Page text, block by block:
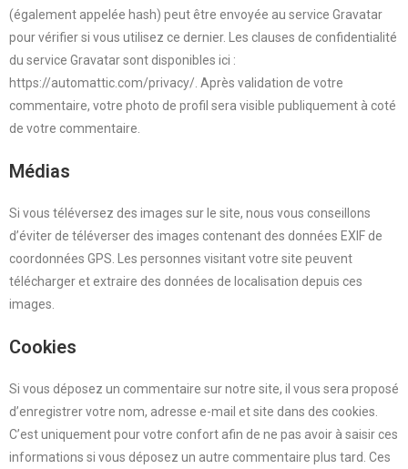
(également appelée hash) peut être envoyée au service Gravatar
pour vérifier si vous utilisez ce dernier. Les clauses de confidentialité
du service Gravatar sont disponibles ici :
https://automattic.com/privacy/. Après validation de votre
commentaire, votre photo de profil sera visible publiquement à coté
de votre commentaire.
Médias
Si vous téléversez des images sur le site, nous vous conseillons
d’éviter de téléverser des images contenant des données EXIF de
coordonnées GPS. Les personnes visitant votre site peuvent
télécharger et extraire des données de localisation depuis ces
images.
Cookies
Si vous déposez un commentaire sur notre site, il vous sera proposé
d’enregistrer votre nom, adresse e-mail et site dans des cookies.
C’est uniquement pour votre confort afin de ne pas avoir à saisir ces
informations si vous déposez un autre commentaire plus tard. Ces